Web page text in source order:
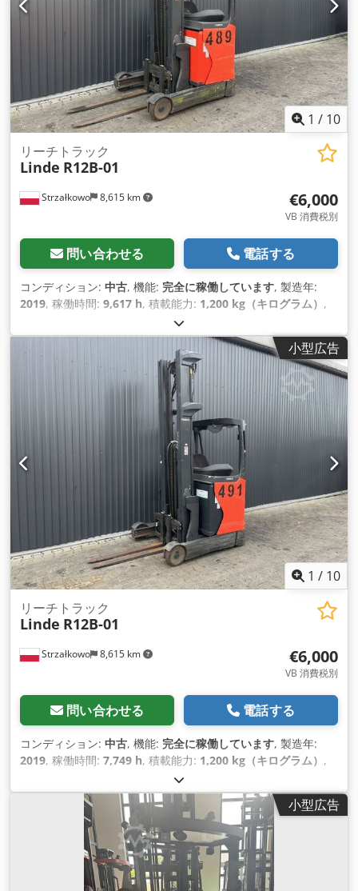
1 / 10
Strzałkowo 8,615 km
リーチトラック
Linde R12B-01
€6,000
VB 消費税別
問い合わせる 電話する
コンディション: 中古, 機能: 完全に稼働しています, 製造年:
2019, 稼働時間: 9,617 h, 積載能力: 1,200 kg（キログラム） ,
, フリーリフト:2,161 mm
マスト型式:トリプレックス, 建設高:3,144 mm, 駆動方式:
Elektro
小型広告
1 / 10
Strzałkowo 8,615 km
リーチトラック
Linde R12B-01
€6,000
VB 消費税別
問い合わせる 電話する
コンディション: 中古, 機能: 完全に稼働しています, 製造年:
2019, 稼働時間: 7,749 h, 積載能力: 1,200 kg（キログラム） ,
, フリーリフト:2,161 mm
マスト型式:トリプレックス, 建設高:3,144 mm, 駆動方式:
小型広告